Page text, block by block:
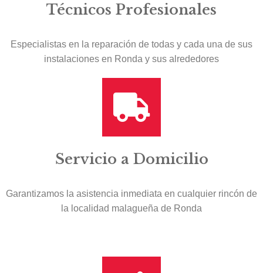
Técnicos Profesionales
Especialistas en la reparación de todas y cada una de sus
instalaciones en Ronda y sus alrededores
Servicio a Domicilio
Garantizamos la asistencia inmediata en cualquier rincón de
la localidad malagueña de Ronda